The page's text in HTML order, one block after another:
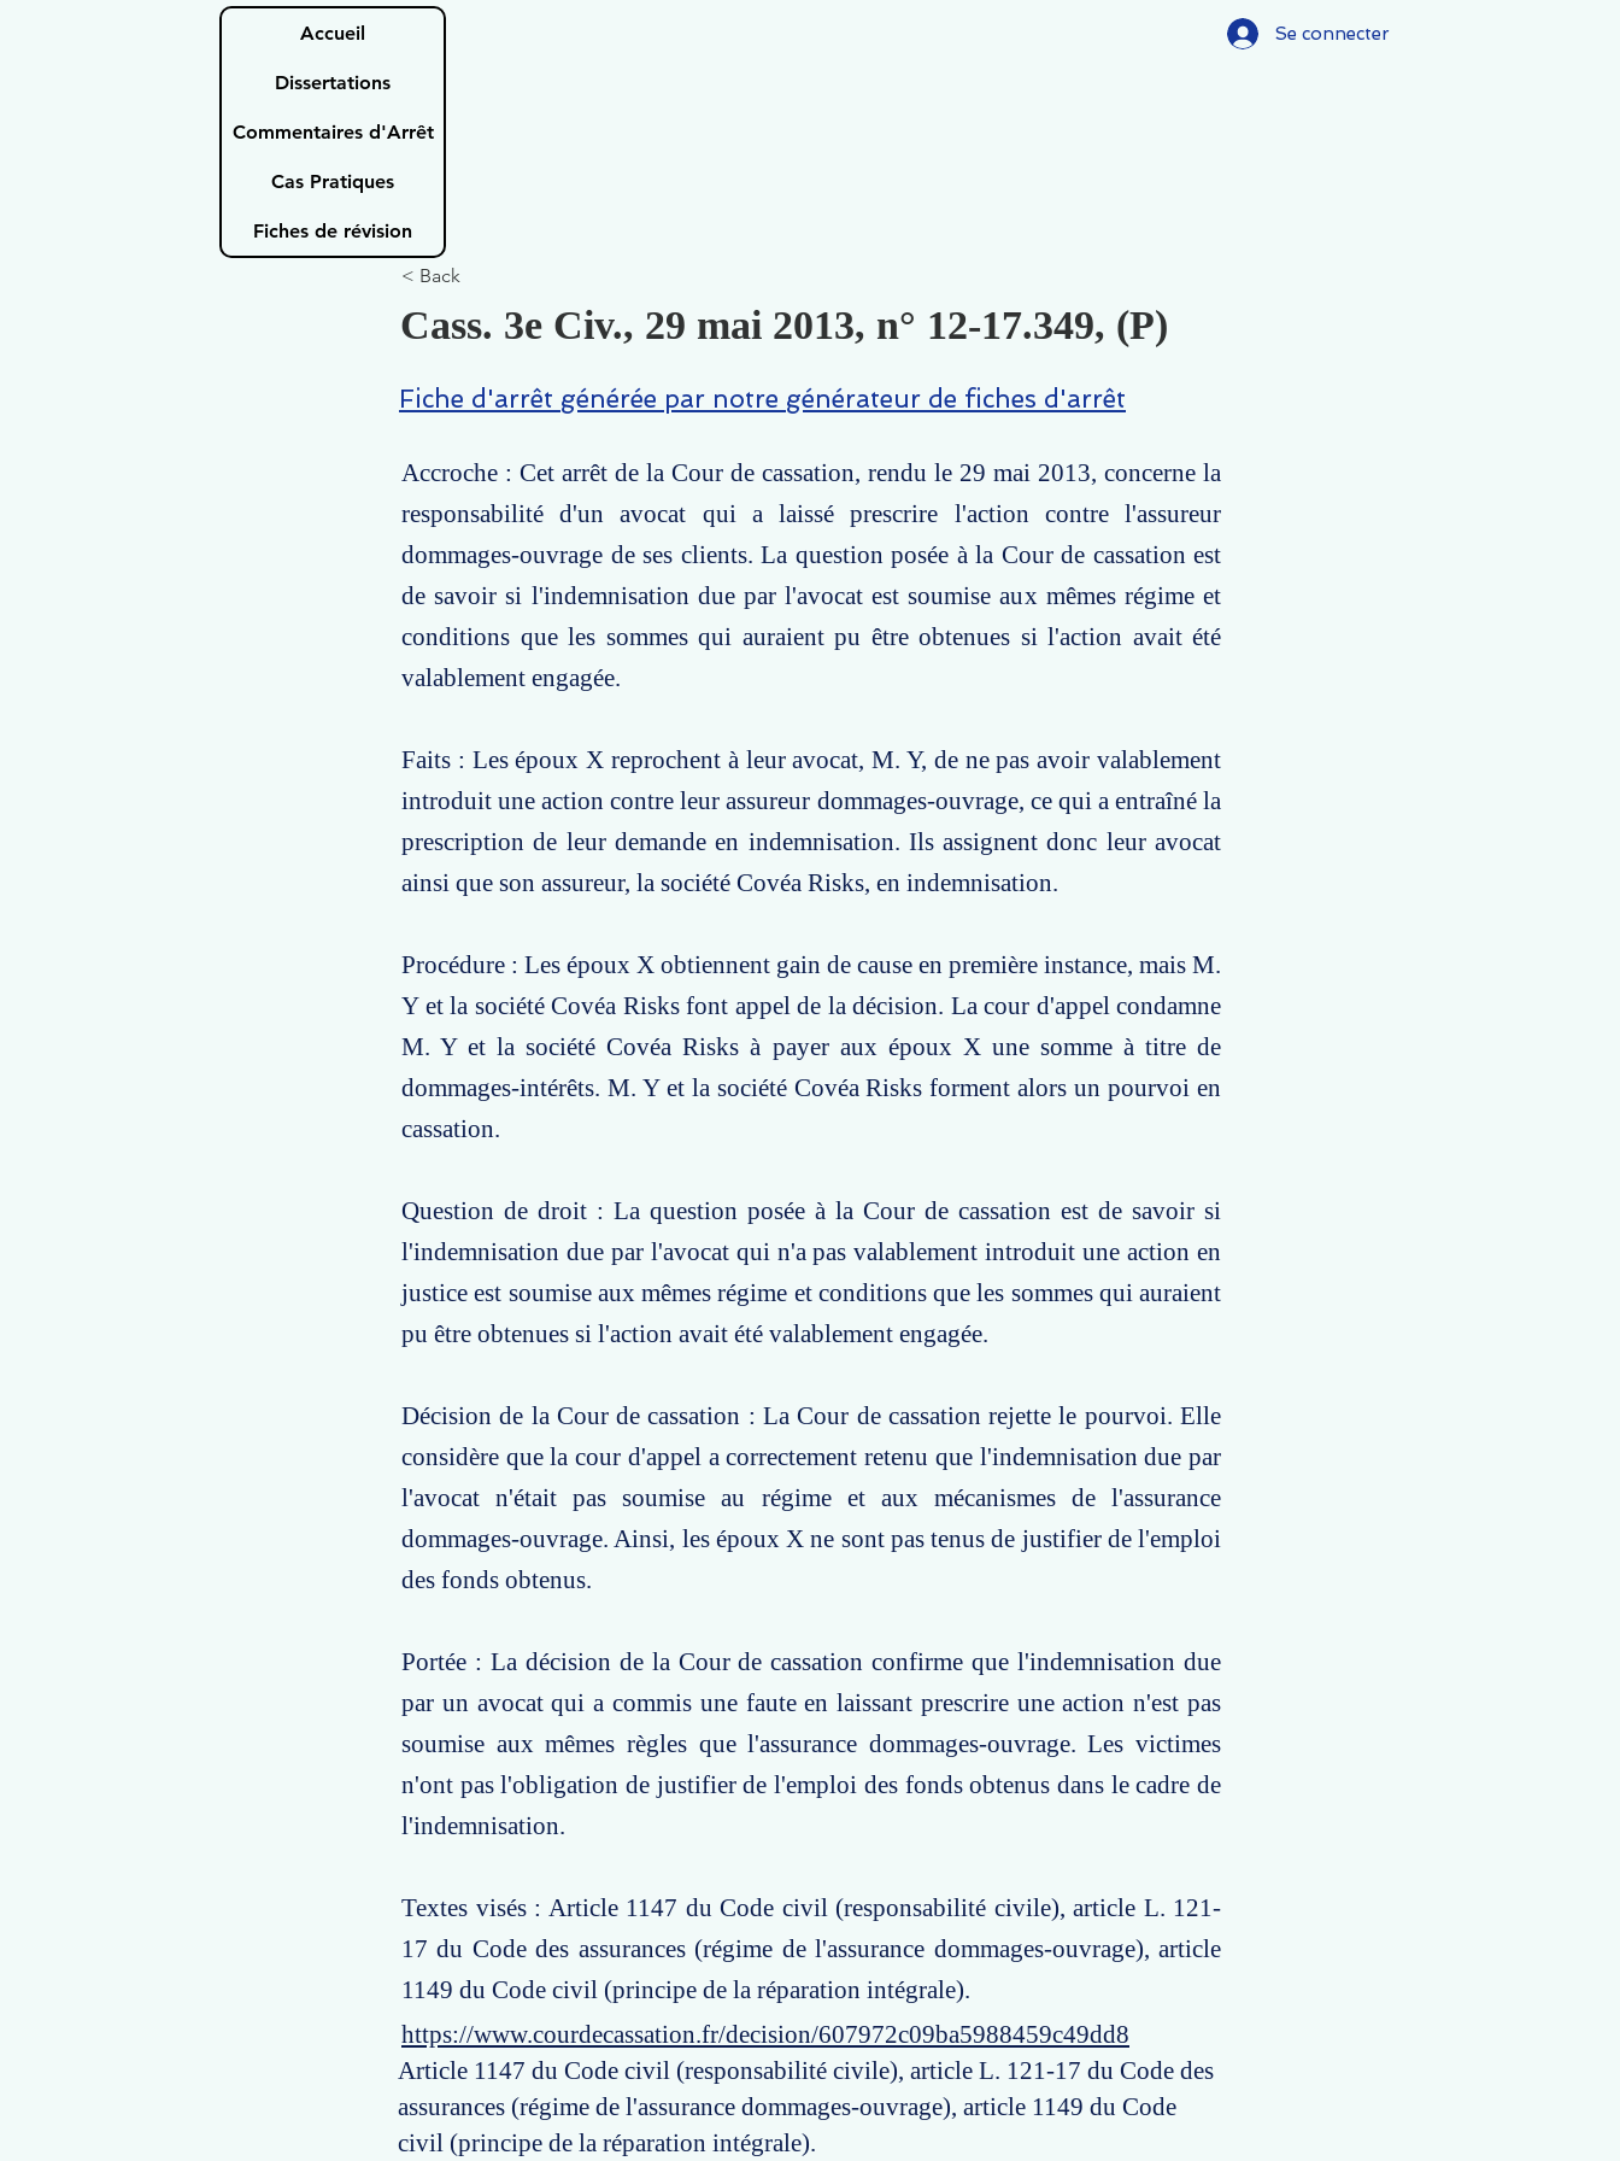
Accueil
Dissertations
Commentaires d'Arrêt
Cas Pratiques
Fiches de révision
Se connecter
< Back
Cass. 3e Civ., 29 mai 2013, n° 12-17.349, (P)
Fiche d'arrêt générée par notre générateur de fiches d'arrêt
Accroche : Cet arrêt de la Cour de cassation, rendu le 29 mai 2013, concerne la
responsabilité d'un avocat qui a laissé prescrire l'action contre l'assureur
dommages-ouvrage de ses clients. La question posée à la Cour de cassation est
de savoir si l'indemnisation due par l'avocat est soumise aux mêmes régime et
conditions que les sommes qui auraient pu être obtenues si l'action avait été
valablement engagée.
Faits : Les époux X reprochent à leur avocat, M. Y, de ne pas avoir valablement
introduit une action contre leur assureur dommages-ouvrage, ce qui a entraîné la
prescription de leur demande en indemnisation. Ils assignent donc leur avocat
ainsi que son assureur, la société Covéa Risks, en indemnisation.
Procédure : Les époux X obtiennent gain de cause en première instance, mais M.
Y et la société Covéa Risks font appel de la décision. La cour d'appel condamne
M. Y et la société Covéa Risks à payer aux époux X une somme à titre de
dommages-intérêts. M. Y et la société Covéa Risks forment alors un pourvoi en
cassation.
Question de droit : La question posée à la Cour de cassation est de savoir si
l'indemnisation due par l'avocat qui n'a pas valablement introduit une action en
justice est soumise aux mêmes régime et conditions que les sommes qui auraient
pu être obtenues si l'action avait été valablement engagée.
Décision de la Cour de cassation : La Cour de cassation rejette le pourvoi. Elle
considère que la cour d'appel a correctement retenu que l'indemnisation due par
l'avocat n'était pas soumise au régime et aux mécanismes de l'assurance
dommages-ouvrage. Ainsi, les époux X ne sont pas tenus de justifier de l'emploi
des fonds obtenus.
Portée : La décision de la Cour de cassation confirme que l'indemnisation due
par un avocat qui a commis une faute en laissant prescrire une action n'est pas
soumise aux mêmes règles que l'assurance dommages-ouvrage. Les victimes
n'ont pas l'obligation de justifier de l'emploi des fonds obtenus dans le cadre de
l'indemnisation.
Textes visés : Article 1147 du Code civil (responsabilité civile), article L. 121-
17 du Code des assurances (régime de l'assurance dommages-ouvrage), article
1149 du Code civil (principe de la réparation intégrale).
https://www.courdecassation.fr/decision/607972c09ba5988459c49dd8
Article 1147 du Code civil (responsabilité civile), article L. 121-17 du Code des
assurances (régime de l'assurance dommages-ouvrage), article 1149 du Code
civil (principe de la réparation intégrale).